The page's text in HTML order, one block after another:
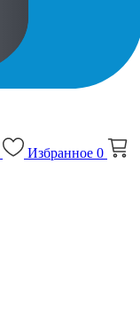
Избранное 0